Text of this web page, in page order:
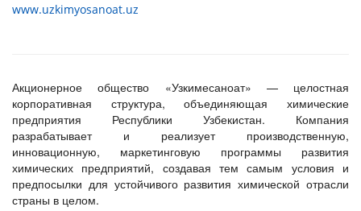
www.uzkimyosanoat.uz
Акционерное общество «Узкимесаноат» — целостная
корпоративная структура, объединяющая химические
предприятия Республики Узбекистан. Компания
разрабатывает и реализует производственную,
инновационную, маркетинговую программы развития
химических предприятий, создавая тем самым условия и
предпосылки для устойчивого развития химической отрасли
страны в целом.